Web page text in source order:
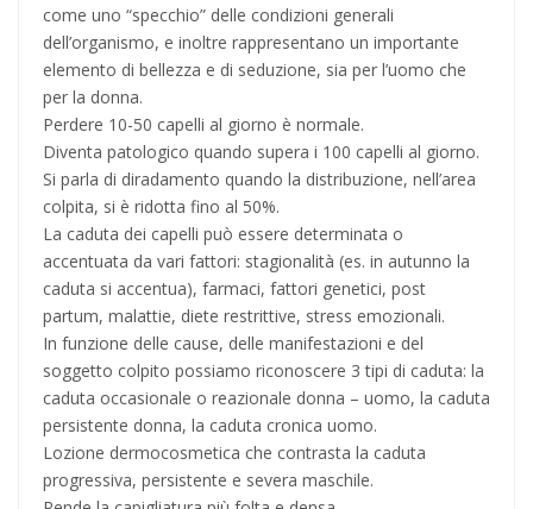
come uno “specchio” delle condizioni generali
dell’organismo, e inoltre rappresentano un importante
elemento di bellezza e di seduzione, sia per l’uomo che
per la donna.
Perdere 10-50 capelli al giorno è normale.
Diventa patologico quando supera i 100 capelli al giorno.
Si parla di diradamento quando la distribuzione, nell’area
colpita, si è ridotta fino al 50%.
La caduta dei capelli può essere determinata o
accentuata da vari fattori: stagionalità (es. in autunno la
caduta si accentua), farmaci, fattori genetici, post
partum, malattie, diete restrittive, stress emozionali.
In funzione delle cause, delle manifestazioni e del
soggetto colpito possiamo riconoscere 3 tipi di caduta: la
caduta occasionale o reazionale donna – uomo, la caduta
persistente donna, la caduta cronica uomo.
Lozione dermocosmetica che contrasta la caduta
progressiva, persistente e severa maschile.